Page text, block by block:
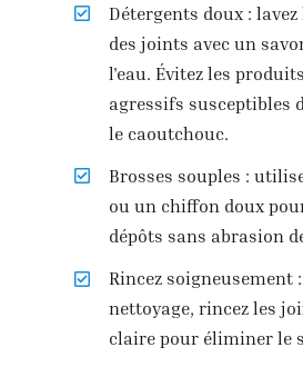
Détergents doux :
des joints avec un
l'eau. Évitez les
agressifs susceptibles
le caoutchouc.
Brosses souples :
ou un chiffon doux
dépôts sans abrasion
Rincez soigneusement
nettoyage, rincez les
claire pour éliminer le